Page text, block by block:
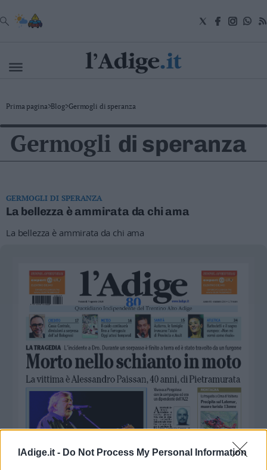
lAdige.it - Do Not Process My Personal Information
VAI
Attualità
Economia
Cultura
e
Spettacoli
Benessere
Montagna
Sport
Business
Territori
Trento
Rovereto
Pergine
Ledro
Prima pagina>Blog>Germogli di speranza
Germogli di speranza
GERMOGLI DI SPERANZA
La bellezza è ammirata da chi ama
La bellezza è ammirata da chi ama